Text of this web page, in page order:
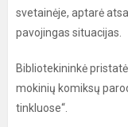
svetainėje, aptarė
pavojingas situacijas.
Bibliotekininkė
mokinių komiksų
tinkluose“.